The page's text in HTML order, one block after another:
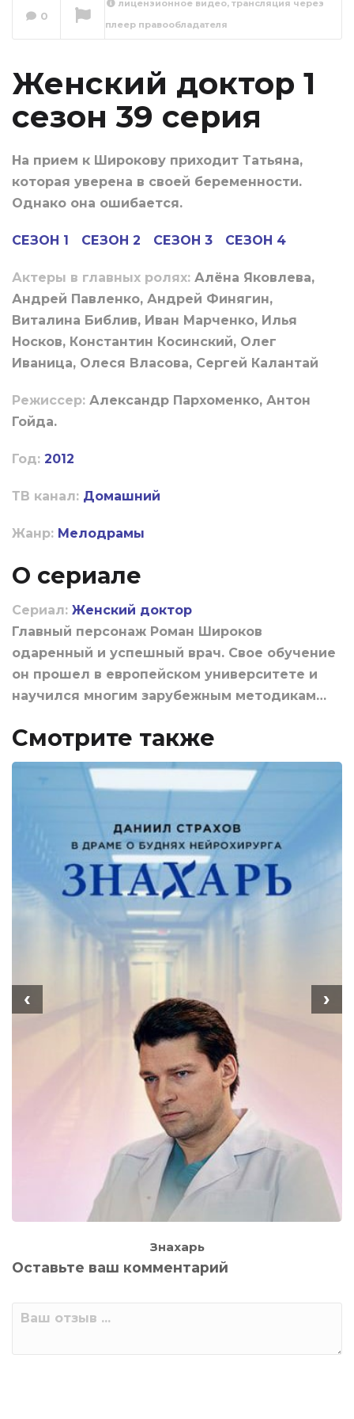
Женский доктор 1
0
лицензионное видео, трансляция через
плеер правообладателя
Женский доктор 1
сезон 39 серия
На прием к Широкову приходит Татьяна,
которая уверена в своей беременности.
Однако она ошибается.
СЕЗОН 1 СЕЗОН 2 СЕЗОН 3 СЕЗОН 4
Актеры в главных ролях: Алёна Яковлева,
Андрей Павленко, Андрей Финягин,
Виталина Библив, Иван Марченко, Илья
Носков, Константин Косинский, Олег
Иваница, Олеся Власова, Сергей Калантай
Режиссер: Александр Пархоменко, Антон
Гойда.
Год: 2012
ТВ канал: Домашний
Жанр: Мелодрамы
О сериале
Сериал: Женский доктор
Главный персонаж Роман Широков
одаренный и успешный врач. Свое обучение
он прошел в европейском университете и
научился многим зарубежным методикам…
Смотрите также
Знахарь
‹ ›
Оставьте ваш комментарий